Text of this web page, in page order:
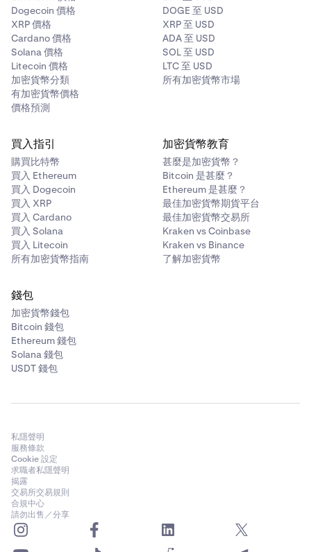
Dogecoin 價格
XRP 價格
Cardano 價格
Solana 價格
Litecoin 價格
加密貨幣分類
有加密貨幣價格
價格預測
DOGE 至 USD
XRP 至 USD
ADA 至 USD
SOL 至 USD
LTC 至 USD
所有加密貨幣市場
買入指引
購買比特幣
買入 Ethereum
買入 Dogecoin
買入 XRP
買入 Cardano
買入 Solana
買入 Litecoin
所有加密貨幣指南
加密貨幣教育
甚麼是加密貨幣？
Bitcoin 是甚麼？
Ethereum 是甚麼？
最佳加密貨幣期貨平台
最佳加密貨幣交易所
Kraken vs Coinbase
Kraken vs Binance
了解加密貨幣
錢包
加密貨幣錢包
Bitcoin 錢包
Ethereum 錢包
Solana 錢包
USDT 錢包
私隱聲明
服務條款
Cookie 設定
求職者私隱聲明
揭露
交易所交易規則
合規中心
請勿出售／分享